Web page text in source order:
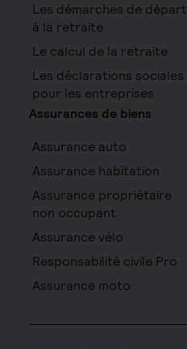
Les démarches de départ
à la retraite
Le calcul de la retraite
Les déclarations sociales
pour les entreprises
Assurances de biens
Assurance auto
Assurance habitation
Assurance propriétaire
non occupant
Assurance vélo
Responsabilité civile Pro
Assurance moto